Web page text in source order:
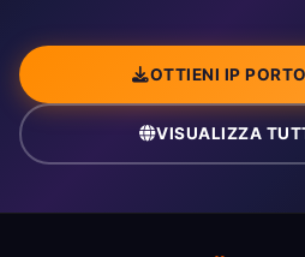
OTTIENI IP
VISUALIZZA